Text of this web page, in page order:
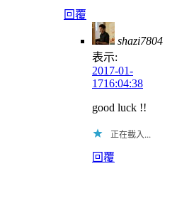
回覆
shazi7804
表示:
2017-01-
1716:04:38
good luck !!
正在載入...
回覆